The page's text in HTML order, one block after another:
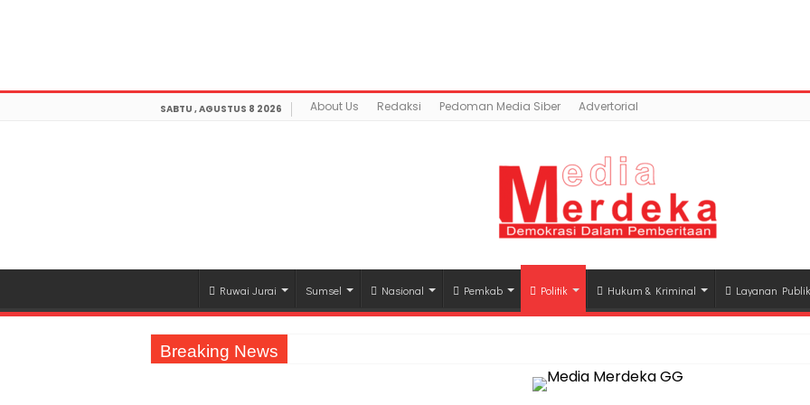
SABTU , AGUSTUS 8 2026 About Us Redaksi Pedoman Media Siber Advertorial
Ruwai Jurai Sumsel Nasional Pemkab Politik Hukum & Kriminal Layanan Publik
Breaking News
Jasa Raharja Serahkan Santunan kepada Ahli Waris Korban Kebakaran KM Mutiara Sentosa II